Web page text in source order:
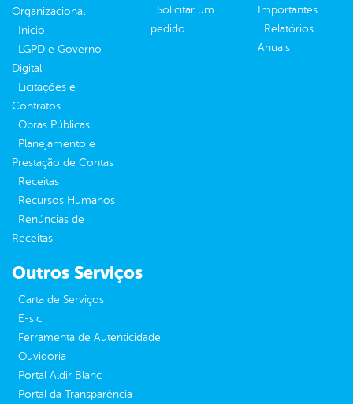
Organizacional
Inicio
LGPD e Governo
Digital
Licitações e
Contratos
Obras Públicas
Planejamento e
Prestação de Contas
Receitas
Recursos Humanos
Renúncias de
Receitas
Solicitar um
pedido
Importantes
Relatórios
Anuais
Outros Serviços
Carta de Serviços
E-sic
Ferramenta de Autenticidade
Ouvidoria
Portal Aldir Blanc
Portal da Transparência